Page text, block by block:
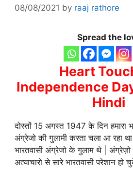
08/08/2021 by raaj rathore
Spread the
Heart
Independence
Hindi
दोस्तों 15 अगस्त 1947 के दिन हमारा
अंग्रेजो की गुलामी करता चला आ रहा
भारतवासी अंग्रेजो के गुलाम थे | अंग्रेज़ो
अत्याचारो से सारे भारतवासी परेशान